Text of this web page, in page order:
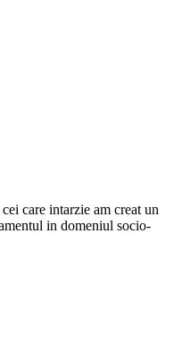
care intarzie am creat un
in domeniul socio-